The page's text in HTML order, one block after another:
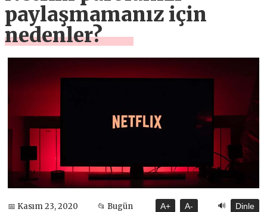
paylaşmamanız için
nedenler?
📅 Kasım 23, 2020 📂 Bugün A+ A- 🔊 Dinle